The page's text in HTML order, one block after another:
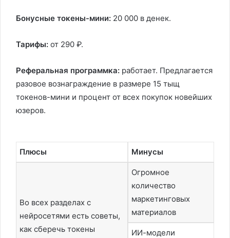
Бонусные токены-мини: 20 000 в денек.
Тарифы: от 290 ₽.
Реферальная программка: работает. Предлагается
разовое вознаграждение в размере 15 тыщ
токенов-мини и процент от всех покупок новейших
юзеров.
Плюсы Минусы
Во всех разделах с
нейросетями есть советы,
как сберечь токены
Огромное
количество
маркетинговых
материалов
ИИ-модели